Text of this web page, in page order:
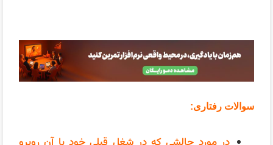
استانداردهای جدید، دانش خود را به‌روز کردم. سپس، با
برگزاری جلسات آموزشی برای همکارانم، اطمینان حاصل
کردم که تیم ما به طور کامل از تغییرات مطلع و آماده اجرای
آن‌ها باشد.
چگونه با همکاران خود در محیط کار تعامل برقرار می